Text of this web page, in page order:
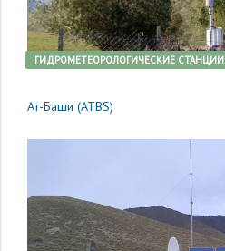
ГИДРОМЕТЕОРОЛОГИЧЕСКИЕ СТАНЦИИ
Ат-Баши (ATBS)